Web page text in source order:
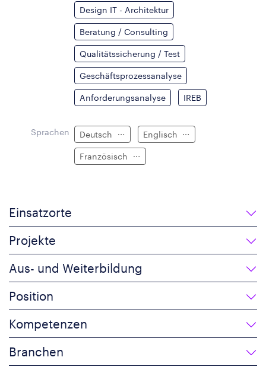
Design IT - Architektur
Beratung / Consulting
Qualitätssicherung / Test
Geschäftsprozessanalyse
Anforderungsanalyse IREB
Sprachen Deutsch Englisch
Französisch
Einsatzorte
Projekte
Aus- und Weiterbildung
Position
Kompetenzen
Branchen